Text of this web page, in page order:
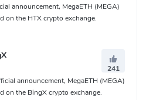
announcement, MegaETH (MEGA)
on the HTX crypto exchange.
241
announcement, MegaETH (MEGA)
on the BingX crypto exchange.